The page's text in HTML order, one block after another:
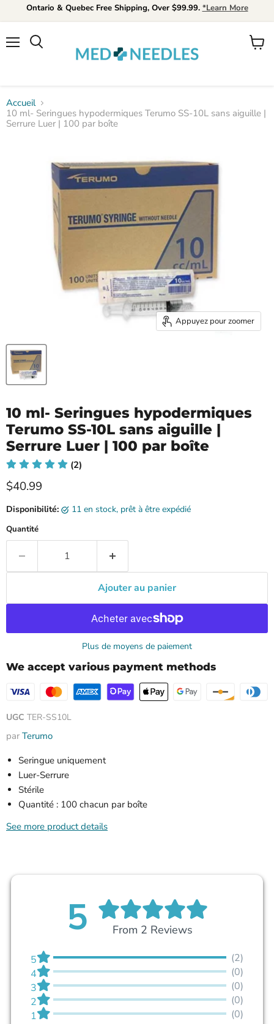
Ontario & Quebec Free Shipping, Over $99.99. *Learn More
Rechercher
Voir
Accueil
10 ml- Seringues hypodermiques Terumo SS-10L sans aiguille |
Serrure Luer | 100 par boîte
Appuyez pour zoomer
10 ml- Seringues hypodermiques
Terumo SS-10L sans aiguille |
Serrure Luer | 100 par boîte
(2)
Prix ​​actuel
$40.99
Disponibilité: 11 en stock, prêt à être expédié
Quantité
Ajouter au panier
Plus de moyens de paiement
We accept various payment methods
UGC TER-SS10L
par Terumo
Seringue uniquement
Luer-Serrure
Stérile
Quantité : 100 chacun par boîte
See more product details
5 From 2 Reviews
5
(2)
4
(0)
3
(0)
2
(0)
1
(0)